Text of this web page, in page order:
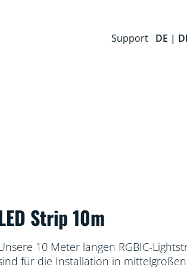
Support DE |
Strip 10m
10 Meter langen RGBIC-
für die Installation in mittelgroßen